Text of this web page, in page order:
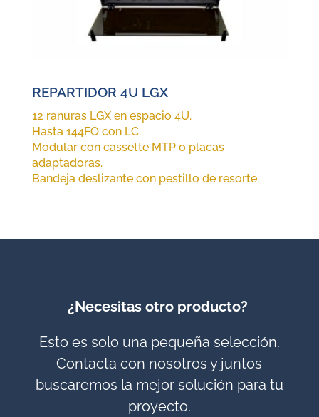
REPARTIDOR 4U LGX
12 ranuras LGX en espacio 4U.
Hasta 144FO con LC.
Modular con cassette MTP o placas
adaptadoras.
Bandeja deslizante con pestillo de resorte.
¿Necesitas otro producto?
Esto es solo una pequeña selección.
Contacta con nosotros y juntos
buscaremos la mejor solución para tu
proyecto.